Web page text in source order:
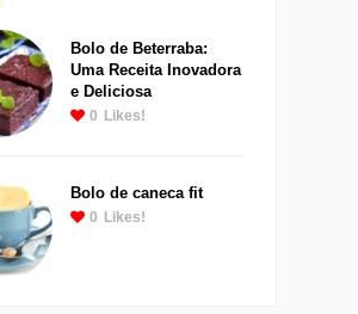
Bolo de Beterraba:
Uma Receita Inovadora
e Deliciosa
0 Likes!
Bolo de caneca fit
0 Likes!